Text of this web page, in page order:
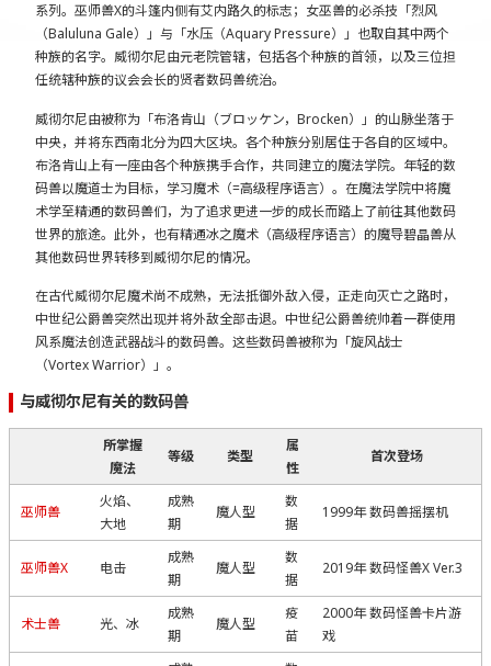
系列。巫师兽X的斗篷内侧有艾内路久的标志；女巫兽的必杀技「烈风
（Baluluna Gale）」与「水压（Aquary Pressure）」也取自其中两个
种族的名字。威彻尔尼由元老院管辖，包括各个种族的首领，以及三位担
任统辖种族的议会会长的贤者数码兽统治。
威彻尔尼由被称为「布洛肯山（ブロッケン，Brocken）」的山脉坐落于
中央，并将东西南北分为四大区块。各个种族分别居住于各自的区域中。
布洛肯山上有一座由各个种族携手合作，共同建立的魔法学院。年轻的数
码兽以魔道士为目标，学习魔术（=高级程序语言）。在魔法学院中将魔
术学至精通的数码兽们，为了追求更进一步的成长而踏上了前往其他数码
世界的旅途。此外，也有精通冰之魔术（高级程序语言）的魔导碧晶兽从
其他数码世界转移到威彻尔尼的情况。
在古代威彻尔尼魔术尚不成熟，无法抵御外敌入侵，正走向灭亡之路时，
中世纪公爵兽突然出现并将外敌全部击退。中世纪公爵兽统帅着一群使用
风系魔法创造武器战斗的数码兽。这些数码兽被称为「旋风战士
（Vortex Warrior）」。
与威彻尔尼有关的数码兽
所掌握
魔法
等级 类型
属
性
首次登场
巫师兽
火焰、
大地
成熟
期
魔人型
数
据
1999年 数码兽摇摆机
巫师兽X 电击
成熟
期
魔人型
数
据
2019年 数码怪兽X Ver.3
术士兽 光、冰
成熟
期
魔人型
疫
苗
2000年 数码怪兽卡片游
戏